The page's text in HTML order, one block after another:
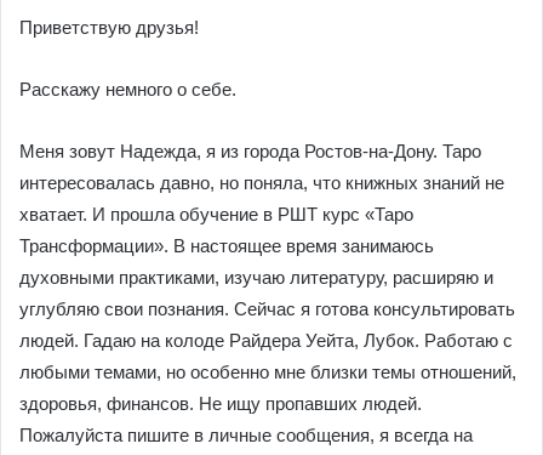
Приветствую друзья!
Расскажу немного о себе.
Меня зовут Надежда, я из города Ростов-на-Дону. Таро
интересовалась давно, но поняла, что книжных знаний не
хватает. И прошла обучение в РШТ курс «Таро
Трансформации». В настоящее время занимаюсь
духовными практиками, изучаю литературу, расширяю и
углубляю свои познания. Сейчас я готова консультировать
людей. Гадаю на колоде Райдера Уейта, Лубок. Работаю с
любыми темами, но особенно мне близки темы отношений,
здоровья, финансов. Не ищу пропавших людей.
Пожалуйста пишите в личные сообщения, я всегда на